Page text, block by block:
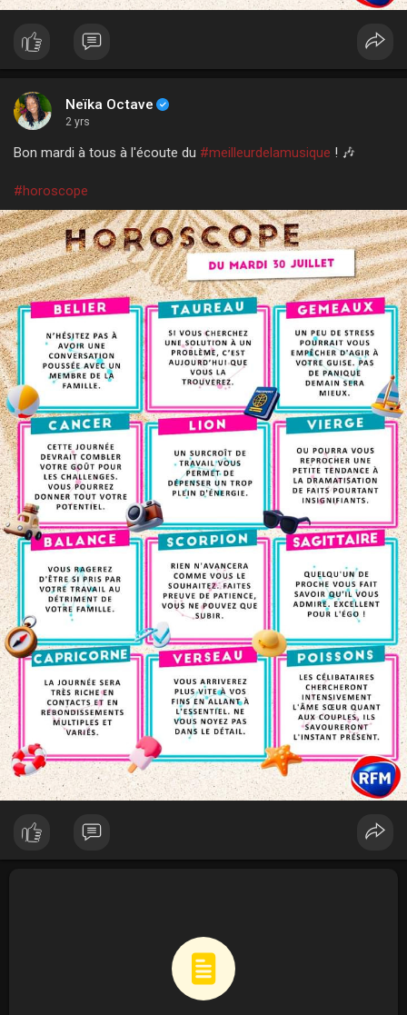
Neïka Octave
2 yrs
Bon mardi à tous à l'écoute du #meilleurdelamusique ! 🎶
#horoscope